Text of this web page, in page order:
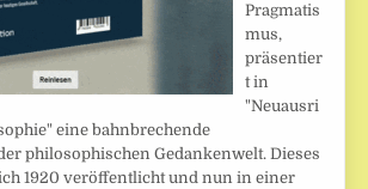
Pragmatis
mus,
präsentier
t in
"Neuausri
eine bahnbrechende
philosophischen Gedankenwelt. Dieses
1920 veröffentlicht und nun in einer